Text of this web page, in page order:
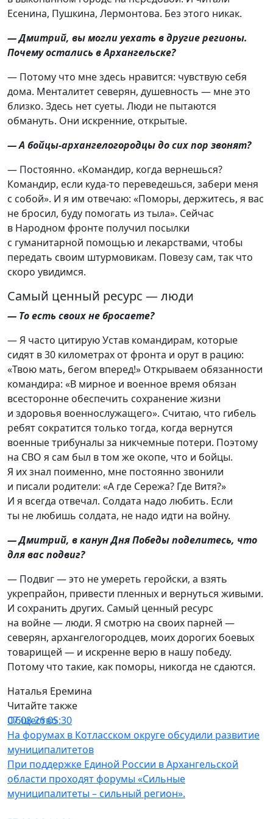
Есенина, Пушкина, Лермонтова. Без этого никак.
— Дмитрий, вы могли уехать в другие регионы.
Почему остались в Архангельске?
— Потому что мне здесь нравится: чувствую себя
дома. Менталитет северян, душевность — мне это
близко. Здесь нет суеты. Люди не пытаются
обмануть. Они искренние, открытые.
— А бойцы-архангелогородцы до сих пор звонят?
— Постоянно. «Командир, когда вернешься?
Командир, если куда-то переведешься, забери меня
с собой». И я им отвечаю: «Поморы, держитесь, я вас
не бросил, буду помогать из тыла». Сейчас
в Народном фронте получил посылки
с гуманитарной помощью и лекарствами, чтобы
передать своим штурмовикам. Повезу сам, так что
скоро увидимся.
Самый ценный ресурс — люди
— То есть своих не бросаете?
— Я часто цитирую Устав командирам, которые
сидят в 30 километрах от фронта и орут в рацию:
«Твою мать, бегом вперед!» Открываем обязанности
командира: «В мирное и военное время обязан
всесторонне обеспечить сохранение жизни
и здоровья военнослужащего». Считаю, что гибель
ребят сократится только тогда, когда вернутся
военные трибуналы за никчемные потери. Поэтому
на СВО я сам был в том же окопе, что и бойцы.
Я их знал поименно, мне постоянно звонили
и писали родители: «А где Сережа? Где Витя?»
И я всегда отвечал. Солдата надо любить. Если
ты не любишь солдата, не надо идти на войну.
— Дмитрий, в канун Дня Победы поделитесь, что
для вас подвиг?
— Подвиг — это не умереть геройски, а взять
укрепрайон, привести пленных и вернуться живыми.
И сохранить других. Самый ценный ресурс
на войне — люди. Я смотрю на своих парней —
северян, архангелогородцев, моих дорогих боевых
товарищей — и искренне верю в нашу победу.
Потому что такие, как поморы, никогда не сдаются.
Наталья Еремина
Читайте также
Общество
07.08.26 05:30
На форумах в Котласском округе обсудили развитие
муниципалитетов
При поддержке Единой России в Архангельской
области проходят форумы «Сильные
муниципалитеты – сильный регион».